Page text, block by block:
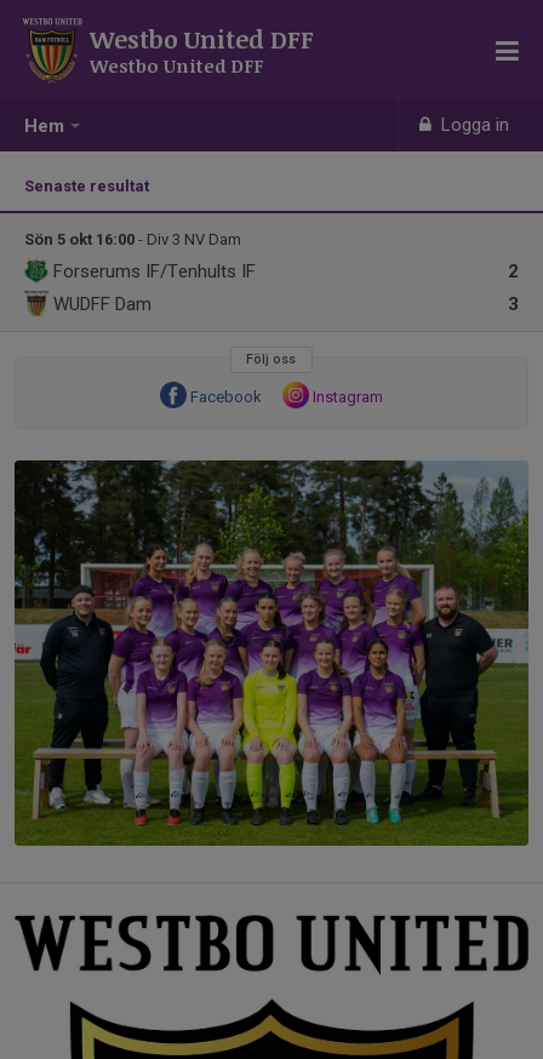
Hem Logga in
Westbo United DFF
Westbo United DFF
Senaste resultat
Sön 5 okt 16:00 - Div 3 NV Dam
2
Forserums IF/Tenhults IF
3
WUDFF Dam
Följ oss
Facebook Instagram